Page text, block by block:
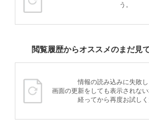
う。
閲覧履歴からオススメのまだ見
情報の読み込みに失敗し
画面の更新をしても表示されな
経ってから再度お試しく